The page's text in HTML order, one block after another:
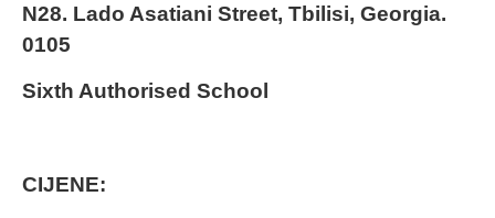
N28. Lado Asatiani Street, Tbilisi, Georgia.
0105
Sixth Authorised School
CIJENE: